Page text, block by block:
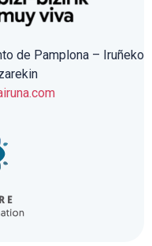
de Pamplona – Iruñeko